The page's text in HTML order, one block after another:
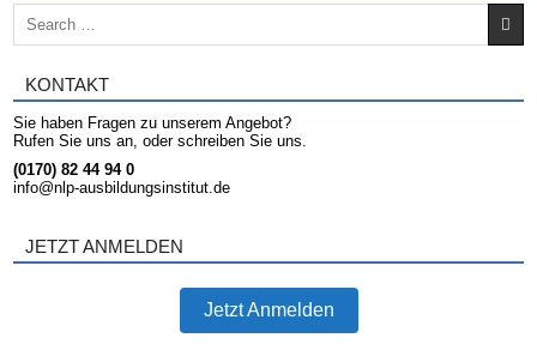
KONTAKT
Sie haben Fragen zu unserem Angebot?
Rufen Sie uns an, oder schreiben Sie uns.
(0170) 82 44 94 0
info@nlp-ausbildungsinstitut.de
JETZT ANMELDEN
Jetzt Anmelden